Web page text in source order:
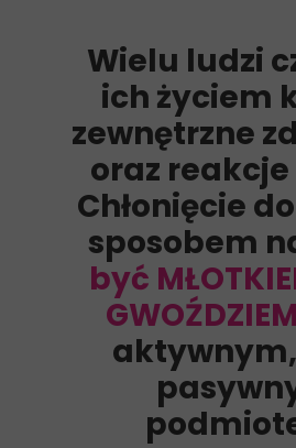
Wielu ludzi
ich życiem
zewnętrzne
oraz
Chłonięcie
sposobem
być
GWOŹDZIEM